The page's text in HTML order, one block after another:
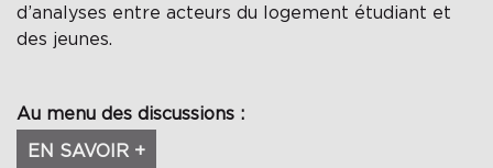
d’analyses entre acteurs du logement étudiant et
des jeunes.
Au menu des discussions :
EN SAVOIR +